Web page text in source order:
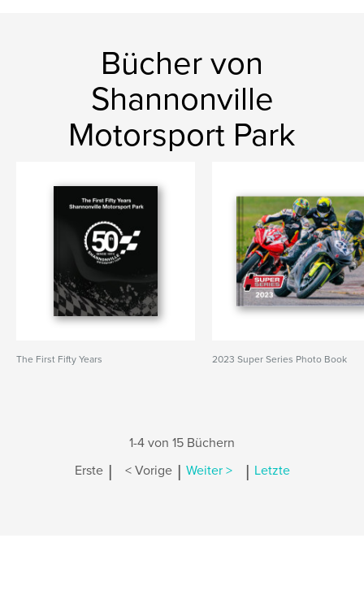
Bücher von
Shannonville
Motorsport Park
The First Fifty Years 2023 Super Series Photo Book
1-4 von 15 Büchern
Erste | < Vorige | Weiter > | Letzte